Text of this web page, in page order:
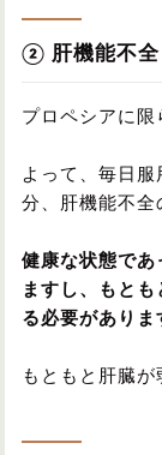
② 肝機能不全
プロペシアに限
よって、毎日
分、肝機能不全
健康な状態であ
ますし、もと
る必要がありま
もともと肝臓が